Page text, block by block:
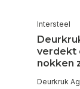
Intersteel
verdekt
nokken
Deurkruk